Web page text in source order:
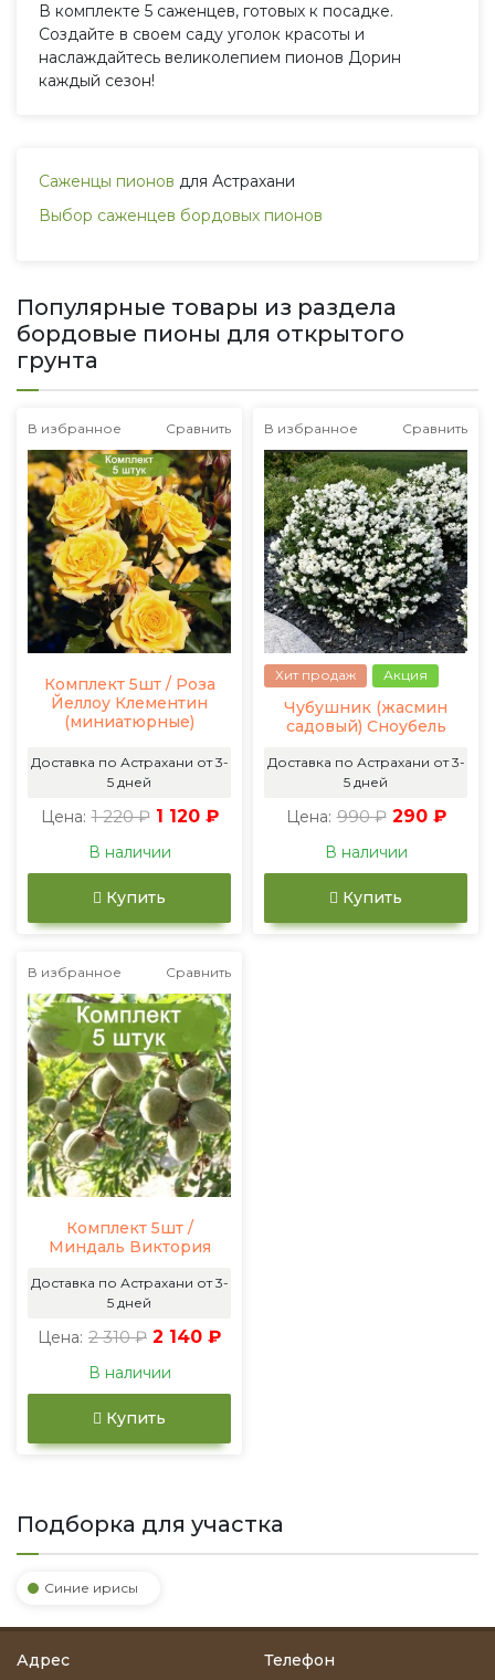
В комплекте 5 саженцев, готовых к посадке.
Создайте в своем саду уголок красоты и
наслаждайтесь великолепием пионов Дорин
каждый сезон!
Саженцы пионов для Астрахани
Выбор саженцев бордовых пионов
Популярные товары из раздела
бордовые пионы для открытого
грунта
В избранное Сравнить
Комплект 5шт / Роза
Йеллоу Клементин
(миниатюрные)
Доставка по Астрахани от 3-
5 дней
Цена: 1 220 ₽ 1 120 ₽
В наличии
Купить
В избранное Сравнить
Хит продаж Акция
Чубушник (жасмин
садовый) Сноубель
Доставка по Астрахани от 3-
5 дней
Цена: 990 ₽ 290 ₽
В наличии
Купить
В избранное Сравнить
Комплект 5шт /
Миндаль Виктория
Доставка по Астрахани от 3-
5 дней
Цена: 2 310 ₽ 2 140 ₽
В наличии
Купить
Подборка для участка
Синие ирисы
Адрес Телефон